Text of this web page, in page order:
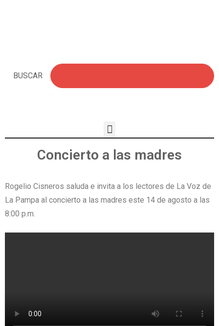
BUSCAR
Concierto a las madres
Rogelio Cisneros saluda e invita a los lectores de La Voz de
La Pampa al concierto a las madres este 14 de agosto a las
8:00 p.m.